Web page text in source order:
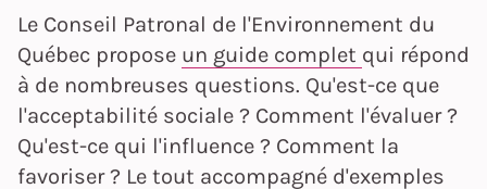
Le Conseil Patronal de l'Environnement du
Québec propose un guide complet qui répond
à de nombreuses questions. Qu'est-ce que
l'acceptabilité sociale ? Comment l'évaluer ?
Qu'est-ce qui l'influence ? Comment la
favoriser ? Le tout accompagné d'exemples